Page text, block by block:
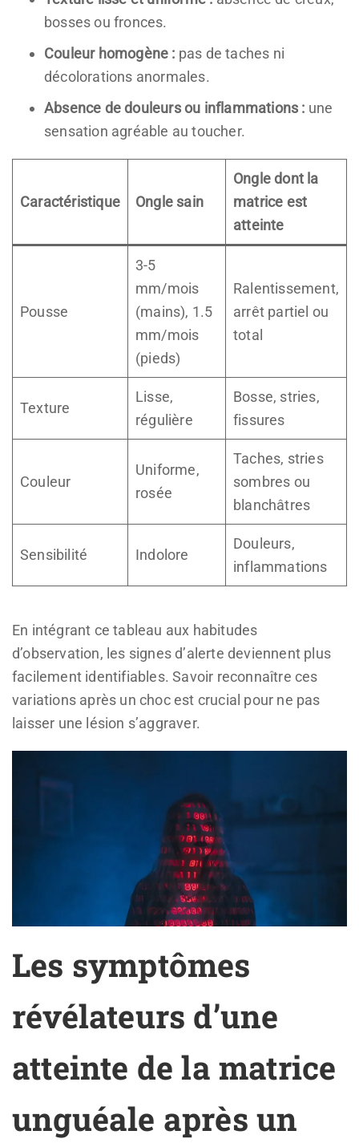
bosses ou fronces.
Couleur homogène : pas de taches ni
décolorations anormales.
Absence de douleurs ou inflammations : une
sensation agréable au toucher.
Caractéristique Ongle sain
Ongle dont la
matrice est
atteinte
Pousse
3-5
mm/mois
(mains), 1.5
mm/mois
(pieds)
Ralentissement,
arrêt partiel ou
total
Texture
Lisse,
régulière
Bosse, stries,
fissures
Couleur
Uniforme,
rosée
Taches, stries
sombres ou
blanchâtres
Sensibilité Indolore
Douleurs,
inflammations
En intégrant ce tableau aux habitudes
d’observation, les signes d’alerte deviennent plus
facilement identifiables. Savoir reconnaître ces
variations après un choc est crucial pour ne pas
laisser une lésion s’aggraver.
Les symptômes
révélateurs d’une
atteinte de la matrice
unguéale après un